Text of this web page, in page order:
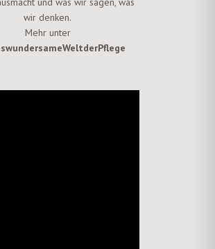
wir denken.
Mehr unter